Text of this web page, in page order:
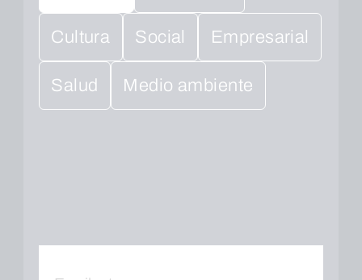
Cultura Social Empresarial
Salud Medio ambiente